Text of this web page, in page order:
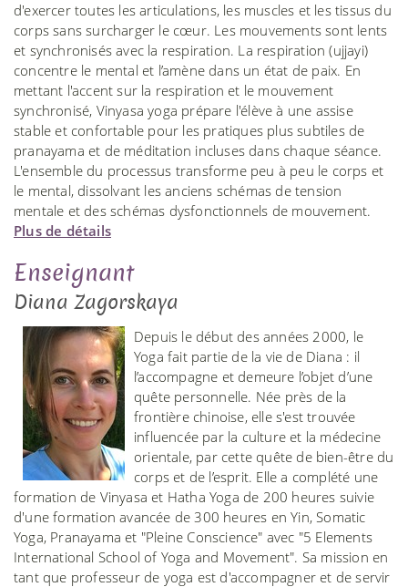
d'exercer toutes les articulations, les muscles et les tissus du
corps sans surcharger le cœur. Les mouvements sont lents
et synchronisés avec la respiration. La respiration (ujjayi)
concentre le mental et l’amène dans un état de paix. En
mettant l'accent sur la respiration et le mouvement
synchronisé, Vinyasa yoga prépare l'élève à une assise
stable et confortable pour les pratiques plus subtiles de
pranayama et de méditation incluses dans chaque séance.
L'ensemble du processus transforme peu à peu le corps et
le mental, dissolvant les anciens schémas de tension
mentale et des schémas dysfonctionnels de mouvement.
Plus de détails
Enseignant
Diana Zagorskaya
Depuis le début des années 2000, le
Yoga fait partie de la vie de Diana : il
l’accompagne et demeure l’objet d’une
quête personnelle. Née près de la
frontière chinoise, elle s'est trouvée
influencée par la culture et la médecine
orientale, par cette quête de bien-être du
corps et de l’esprit. Elle a complété une
formation de Vinyasa et Hatha Yoga de 200 heures suivie
d'une formation avancée de 300 heures en Yin, Somatic
Yoga, Pranayama et "Pleine Conscience" avec "5 Elements
International School of Yoga and Movement". Sa mission en
tant que professeur de yoga est d'accompagner et de servir